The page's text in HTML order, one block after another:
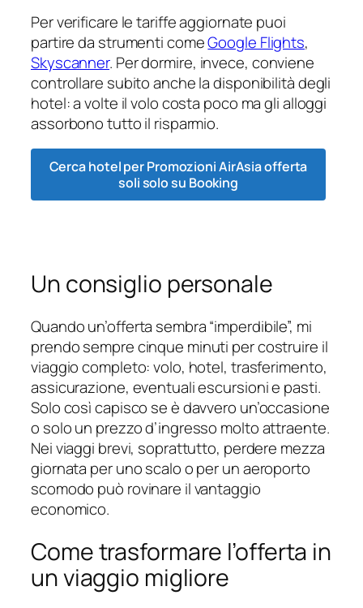
Per verificare le tariffe aggiornate puoi
partire da strumenti comeGoogle Flights,
Skyscanner. Per dormire, invece, conviene
controllare subito anche la disponibilità degli
hotel: a volte il volo costa poco ma gli alloggi
assorbono tutto il risparmio.
Cerca hotel per Promozioni AirAsia offerta
soli solo su Booking
Un consiglio personale
Quando un’offerta sembra “imperdibile”, mi
prendo sempre cinque minuti per costruire il
viaggio completo: volo, hotel, trasferimento,
assicurazione, eventuali escursioni e pasti.
Solo così capisco se è davvero un’occasione
o solo un prezzo d’ingresso molto attraente.
Nei viaggi brevi, soprattutto, perdere mezza
giornata per uno scalo o per un aeroporto
scomodo può rovinare il vantaggio
economico.
Come trasformare l’offerta in
un viaggio migliore